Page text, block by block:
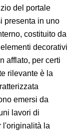
del portale
presenta in uno
costituito da
decorativi
afflato, per certi
rilevante è la
emersi da
lavori di
l'originalità la